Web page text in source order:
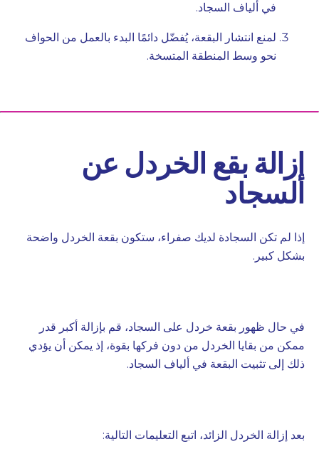
في ألياف السجاد.
لمنع انتشار البقعة، يُفضّل دائمًا البدء بالعمل من الحواف
نحو وسط المنطقة المتسخة.
إزالة بقع الخردل عن
السجاد
إذا لم تكن السجادة لديك صفراء، ستكون بقعة الخردل واضحة
بشكل كبير.
في حال ظهور بقعة خردل على السجاد، قم بإزالة أكبر قدر
ممكن من بقايا الخردل من دون فركها بقوة، إذ يمكن أن يؤدي
ذلك إلى تثبيت البقعة في ألياف السجاد.
بعد إزالة الخردل الزائد، اتبع التعليمات التالية: